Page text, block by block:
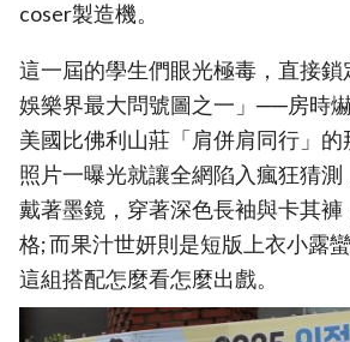
coser製造機。
這一屆的學生們眼光極毒，直接鎖
娛樂界最大問號圖之一」──房時
美國比佛利山莊「肩併肩同行」
照片一曝光就讓全網陷入瘋狂猜
戴著墨鏡，穿著深色長袖與卡其褲
格; 而果汁世妍則是短版上衣小露
這組搭配怎麼看怎麼出戲。